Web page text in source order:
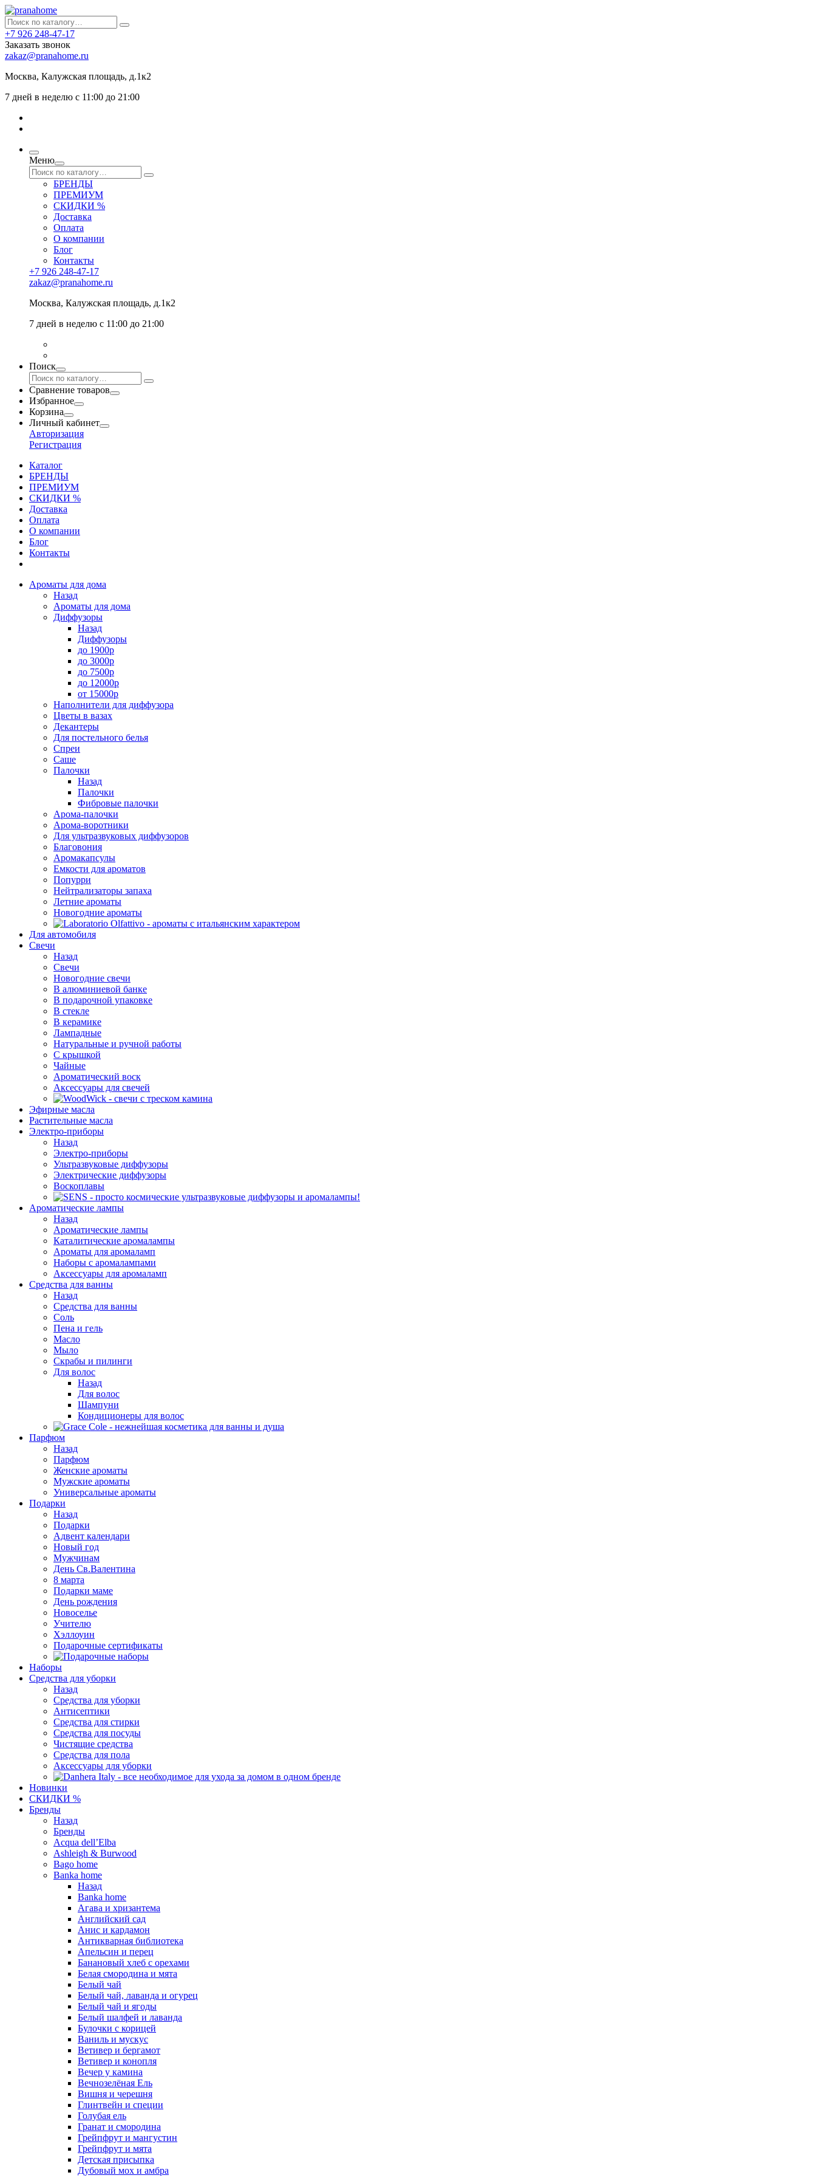
+7 926 248-47-17
Заказать звонок
zakaz@pranahome.ru
Москва, Калужская площадь, д.1к2
7 дней в неделю с 11:00 до 21:00
Меню
БРЕНДЫ
ПРЕМИУМ
СКИДКИ %
Доставка
Оплата
О компании
Блог
Контакты
+7 926 248-47-17
zakaz@pranahome.ru
Москва, Калужская площадь, д.1к2
7 дней в неделю с 11:00 до 21:00
Поиск
Сравнение товаров
Избранное
Корзина
Личный кабинет
Авторизация
Регистрация
Каталог
БРЕНДЫ
ПРЕМИУМ
СКИДКИ %
Доставка
Оплата
О компании
Блог
Контакты
Ароматы для дома
Назад
Ароматы для дома
Диффузоры
Назад
Диффузоры
до 1900р
до 3000р
до 7500р
до 12000р
от 15000р
Наполнители для диффузора
Цветы в вазах
Декантеры
Для постельного белья
Спреи
Саше
Палочки
Назад
Палочки
Фибровые палочки
Арома-палочки
Арома-воротники
Для ультразвуковых диффузоров
Благовония
Аромакапсулы
Емкости для ароматов
Попурри
Нейтрализаторы запаха
Летние ароматы
Новогодние ароматы
Для автомобиля
Свечи
Назад
Свечи
Новогодние свечи
В алюминиевой банке
В подарочной упаковке
В стекле
В керамике
Лампадные
Натуральные и ручной работы
С крышкой
Чайные
Ароматический воск
Аксессуары для свечей
Эфирные масла
Растительные масла
Электро-приборы
Назад
Электро-приборы
Ультразвуковые диффузоры
Электрические диффузоры
Воскоплавы
Ароматические лампы
Назад
Ароматические лампы
Каталитические аромалампы
Ароматы для аромаламп
Наборы с аромалампами
Аксессуары для аромаламп
Средства для ванны
Назад
Средства для ванны
Соль
Пена и гель
Масло
Мыло
Скрабы и пилинги
Для волос
Назад
Для волос
Шампуни
Кондиционеры для волос
Парфюм
Назад
Парфюм
Женские ароматы
Мужские ароматы
Универсальные ароматы
Подарки
Назад
Подарки
Адвент календари
Новый год
Мужчинам
День Св.Валентина
8 марта
Подарки маме
День рождения
Новоселье
Учителю
Хэллоуин
Подарочные сертификаты
Наборы
Средства для уборки
Назад
Средства для уборки
Антисептики
Средства для стирки
Средства для посуды
Чистящие средства
Средства для пола
Аксессуары для уборки
Новинки
СКИДКИ %
Бренды
Назад
Бренды
Acqua dell’Elba
Ashleigh & Burwood
Bago home
Banka home
Назад
Banka home
Агава и хризантема
Английский сад
Анис и кардамон
Антикварная библиотека
Апельсин и перец
Банановый хлеб с орехами
Белая смородина и мята
Белый чай
Белый чай, лаванда и огурец
Белый чай и ягоды
Белый шалфей и лаванда
Булочки с корицей
Ваниль и мускус
Ветивер и бергамот
Ветивер и конопля
Вечер у камина
Вечнозелёная Ель
Вишня и черешня
Глинтвейн и специи
Голубая ель
Гранат и смородина
Грейпфрут и мангустин
Грейпфрут и мята
Детская присыпка
Дубовый мох и амбра